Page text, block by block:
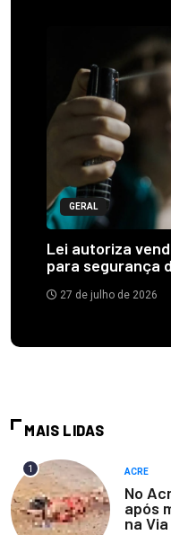
GERAL
Lei autoriza
para segurança
27 de julho de 2026
MAIS LIDAS
1 ACRE
No
após
na